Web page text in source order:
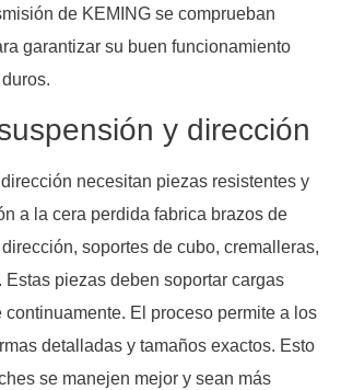
de KEMING se comprueban
garantizar su buen funcionamiento
y dirección
necesitan piezas resistentes y
a la cera perdida fabrica brazos de
soportes de cubo, cremalleras,
Estas piezas deben soportar cargas
continuamente. El proceso permite a los
detalladas y tamaños exactos. Esto
se manejen mejor y sean más